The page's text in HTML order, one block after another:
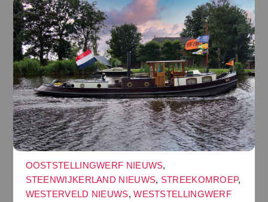
OOSTSTELLINGWERF NIEUWS,
STEENWIJKERLAND NIEUWS, STREEKOMROEP,
WESTERVELD NIEUWS,WESTSTELLINGWERF